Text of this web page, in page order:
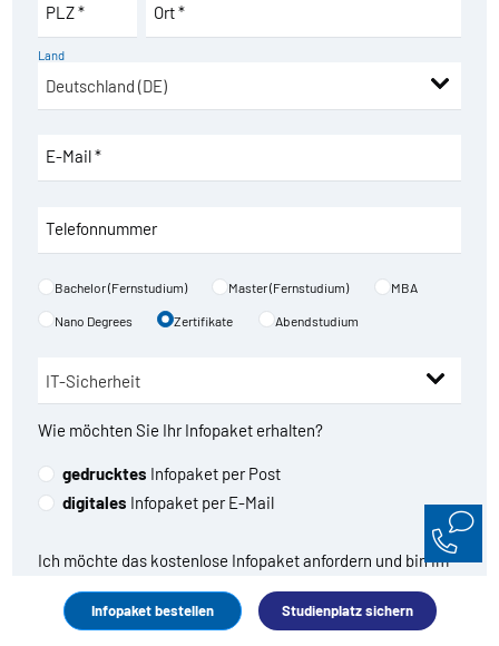
Infopaket bestellen Studienplatz sichern
PLZ * Ort *
Land
E-Mail *
Telefonnummer
Bachelor (Fernstudium) Master (Fernstudium) MBA
Nano Degrees Zertifikate Abendstudium
Wie möchten Sie Ihr Infopaket erhalten?
gedrucktes Infopaket per Post
digitales Infopaket per E-Mail
Ich möchte das kostenlose Infopaket anfordern und bin im
Gegenzug damit einverstanden, dass die WBH mich
regelmäßig über ihre Angebote, Aktionen und Rabatte